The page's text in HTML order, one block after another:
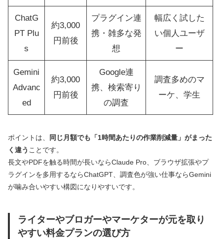
ChatG
PT Plu
s
約3,000
円前後
プラグイン連
携・雑多な発
想
幅広く試した
い個人ユーザ
ー
Gemini
Advanc
ed
約3,000
円前後
Google連
携、検索寄り
の調査
調査多めのマ
ーケ、学生
ポイントは、
同じ月額でも「1時間あたりの作業削減量」がまった
く違う ことです。
長文やPDFを触る時間が長いならClaude Pro、ブラウザ拡張やプ
ラグインを多用するならChatGPT、調査色が強い仕事ならGemini
が噛み合いやすい構図になりやすいです。
ライターやブロガーやマーケターが元を取り
やすい料金プランの選び方